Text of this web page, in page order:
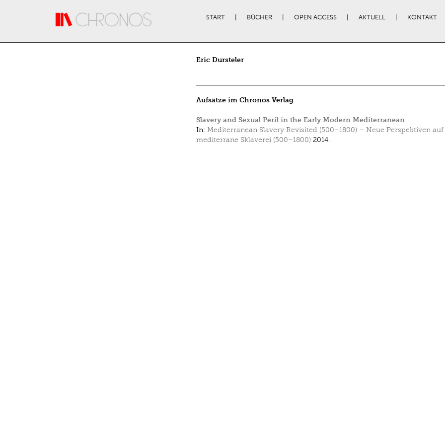
START BÜCHER OPEN ACCESS AKTUELL KONTAKT
Eric Dursteler
Aufsätze im Chronos Verlag
Slavery and Sexual Peril in the Early Modern Mediterranean
In: Mediterranean Slavery Revisited (500–1800) – Neue Perspektiven auf
mediterrane Sklaverei (500–1800) 2014.